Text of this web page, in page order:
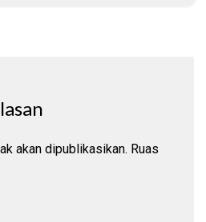
akan dipublikasikan. Ruas